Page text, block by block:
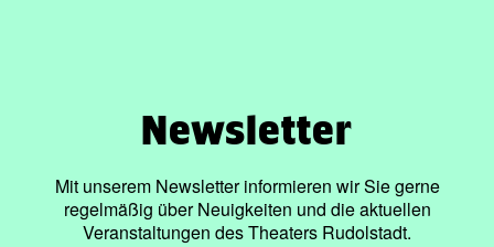
Newsletter
Mit unserem Newsletter informieren wir Sie gerne
regelmäßig über Neuigkeiten und die aktuellen
Veranstaltungen des Theaters Rudolstadt.